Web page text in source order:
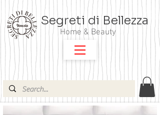
Segreti di Bellezza
Home & Beauty